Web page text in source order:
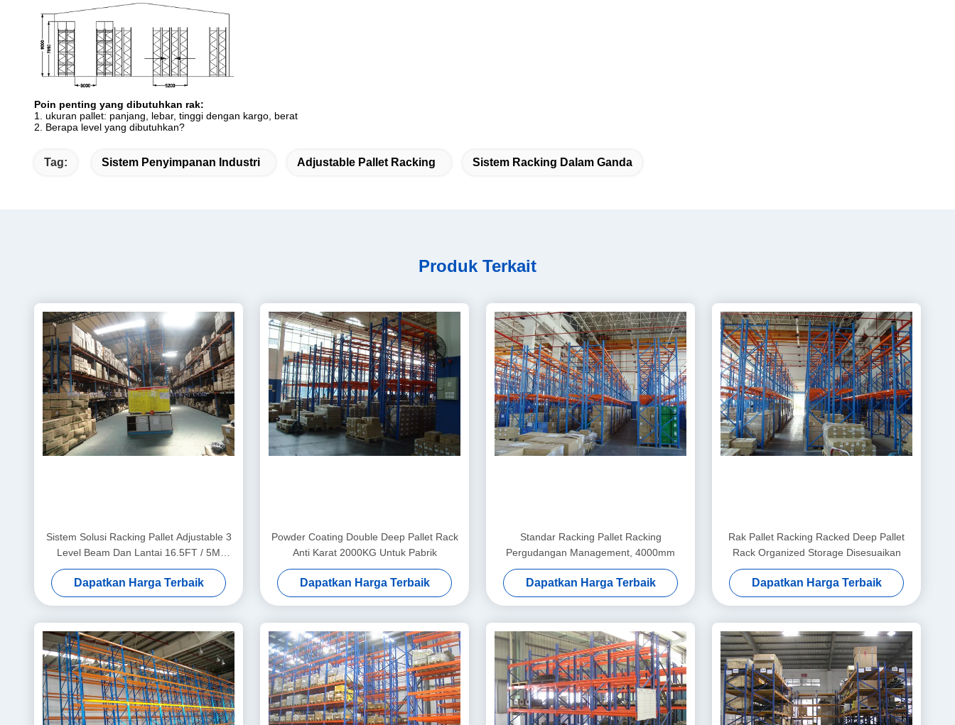
Poin penting yang dibutuhkan rak:
1. ukuran pallet: panjang, lebar, tinggi dengan kargo, berat
2. Berapa level yang dibutuhkan?
Tag: Sistem Penyimpanan Industri Adjustable Pallet Racking Sistem Racking Dalam Ganda
Produk Terkait
Sistem Solusi Racking Pallet Adjustable 3
Level Beam Dan Lantai 16.5FT / 5M
Tinggi
Dapatkan Harga Terbaik
Powder Coating Double Deep Pallet Rack
Anti Karat 2000KG Untuk Pabrik
Dapatkan Harga Terbaik
Standar Racking Pallet Racking
Pergudangan Management, 4000mm
Dapatkan Harga Terbaik
Rak Pallet Racking Racked Deep Pallet
Rack Organized Storage Disesuaikan
Dapatkan Harga Terbaik